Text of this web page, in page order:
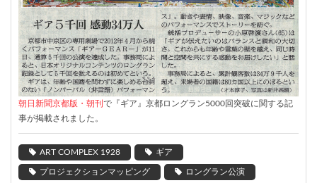
朝日新聞京都版・朝刊 で『ギア』京都ロングラン5000回突破に関する記
事が掲載されました。
ART COMPLEX 1928 ギア
プロジェクションマッピング ロングラン公演